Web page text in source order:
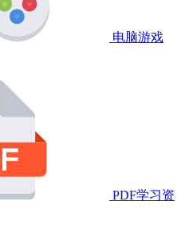
电脑游戏
PDF学习资